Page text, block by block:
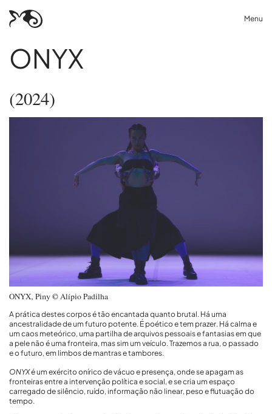
Menu
ONYX
(2024)
ONYX, Piny © Alípio Padilha
A prática destes corpos é tão encantada quanto brutal. Há uma
ancestralidade de um futuro potente. É poético e tem prazer. Há calma e
um caos meteórico, uma partilha de arquivos pessoais e fantasias em que
a pele não é uma fronteira, mas sim um veículo. Trazemos a rua, o passado
e o futuro, em limbos de mantras e tambores.
ONYXé um exército onírico de vácuo e presença, onde se apagam as
fronteiras entre a intervenção política e social, e se cria um espaço
carregado de silêncio, ruído, informação não linear, peso e flutuação do
tempo.